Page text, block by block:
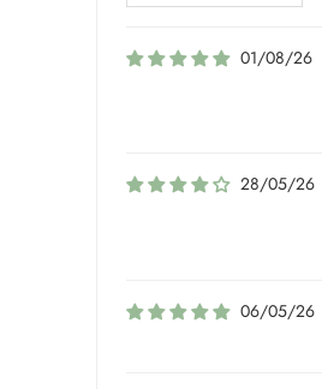
01/08/26
28/05/26
06/05/26